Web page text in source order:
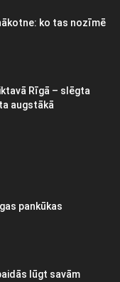
ko tas nozīmē
Rīgā – slēgta
augstākā
pankūkas
lūgt savām